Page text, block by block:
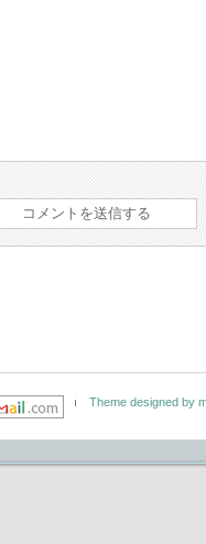
Theme designed by